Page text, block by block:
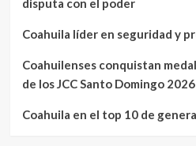
disputa con el poder
Coahuila líder en seguridad y
Coahuilenses conquistan
de los JCC Santo Domingo 2026
Coahuila en el top 10 de